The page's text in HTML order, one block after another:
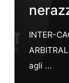
INTER-
agli ...